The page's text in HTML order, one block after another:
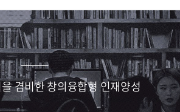
상징
/교가
대학기구
특수대학원
웨슬리신학대학원
융복합교육과정
복지문화
성서고고학박물관
UHS 홍보
언론속의협성
대학규정
대학규정
겸비한 창의융합형 인재양성